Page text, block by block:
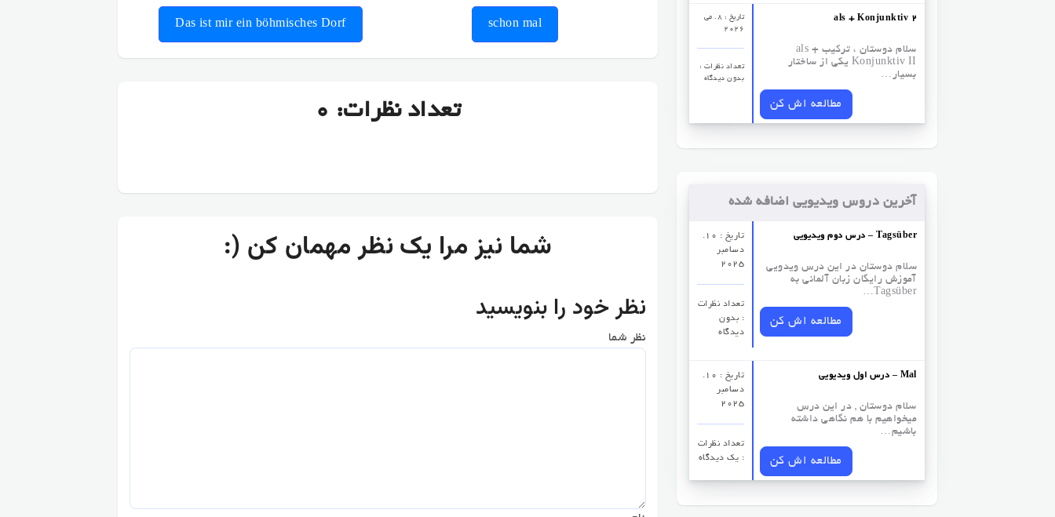
Das ist mir ein böhmisches Dorf schon mal
تعداد نظرات: 0
:) شما نیز مرا یک نظر مهمان کن
نظر خود را بنویسید
نظر شما
تاریخ : 8. می
2026
تعداد نظرات‌ :
بدون دیدگاه
als + Konjunktiv 2
سلام دوستان ، ترکیب als +
Konjunktiv II یکی از ساختار
بسیار…
مطالعه اش کن
آخرین دروس ویدیویی اضافه شده
تاریخ : 10.
دسامبر
2025
تعداد نظرات‌
: بدون
دیدگاه
درس دوم ویدیویی – Tagsüber
سلام دوستان در این درس ویدویی
آموزش رایگان زبان آلمانی به
Tagsüber…
مطالعه اش کن
تاریخ : 10.
دسامبر
2025
تعداد نظرات‌
: یک دیدگاه
درس اول ویدیویی – Mal
سلام دوستان , در این درس
میخواهیم با هم نگاهی داشته
باشیم…
مطالعه اش کن